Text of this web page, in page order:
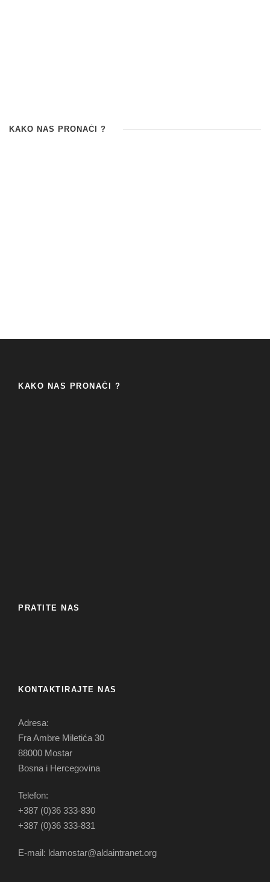
KAKO NAS PRONAĆI ?
KAKO NAS PRONAĆI ?
PRATITE NAS
KONTAKTIRAJTE NAS
Adresa:
Fra Ambre Miletića 30
88000 Mostar
Bosna i Hercegovina
Telefon:
+387 (0)36 333-830
+387 (0)36 333-831
E-mail: ldamostar@aldaintranet.org